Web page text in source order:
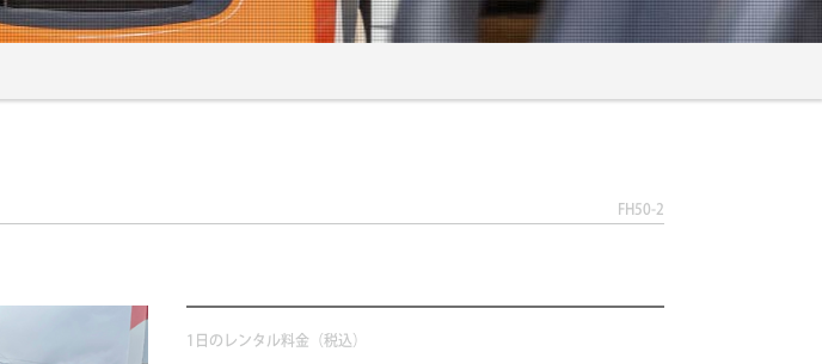
FH50-2
1日のレンタル料金（税込）